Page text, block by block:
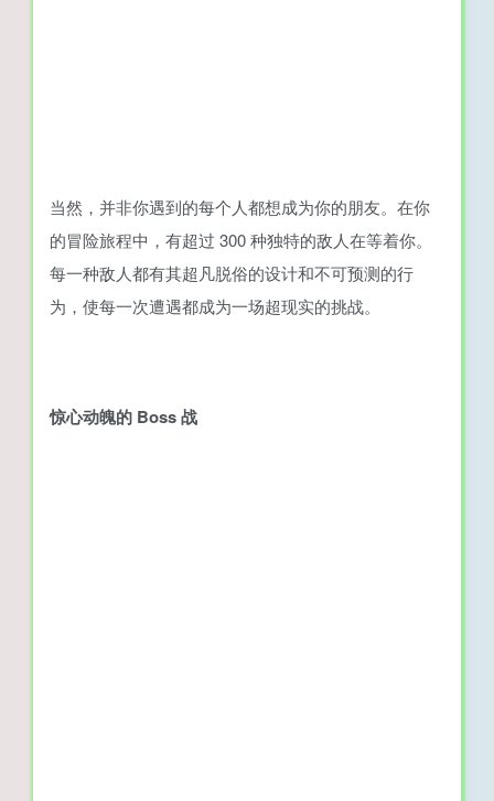
当然，并非你遇到的每个人都想成为你的朋友。在你
的冒险旅程中，有超过 300 种独特的敌人在等着你。
每一种敌人都有其超凡脱俗的设计和不可预测的行
为，使每一次遭遇都成为一场超现实的挑战。
惊心动魄的 Boss 战